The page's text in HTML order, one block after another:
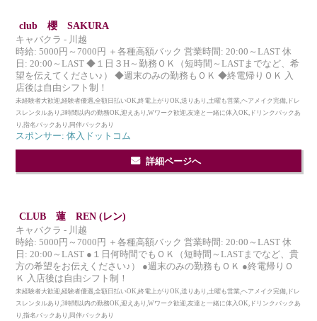
club 櫻 SAKURA
キャバクラ - 川越
時給: 5000円～7000円 ＋各種高額バック 営業時間: 20:00～LAST 休
日: 20:00～LAST ◆１日３H～勤務ＯＫ（短時間～LASTまでなど、希
望を伝えてください♪） ◆週末のみの勤務もＯＫ ◆終電帰りＯＫ 入
店後は自由シフト制！
未経験者大歓迎,経験者優遇,全額日払いOK,終電上がりOK,送りあり,土曜も営業,ヘアメイク完備,ドレ
スレンタルあり,3時間以内の勤務OK,迎えあり,Wワーク歓迎,友達と一緒に体入OK,ドリンクバックあ
り,指名バックあり,同伴バックあり
スポンサー: 体入ドットコム
詳細ページへ
CLUB 蓮 REN (レン)
キャバクラ - 川越
時給: 5000円～7000円 ＋各種高額バック 営業時間: 20:00～LAST 休
日: 20:00～LAST ●１日何時間でもＯＫ（短時間～LASTまでなど、貴
方の希望をお伝えください♪） ●週末のみの勤務もＯＫ ●終電帰りＯ
Ｋ 入店後は自由シフト制！
未経験者大歓迎,経験者優遇,全額日払いOK,終電上がりOK,送りあり,土曜も営業,ヘアメイク完備,ドレ
スレンタルあり,3時間以内の勤務OK,迎えあり,Wワーク歓迎,友達と一緒に体入OK,ドリンクバックあ
り,指名バックあり,同伴バックあり